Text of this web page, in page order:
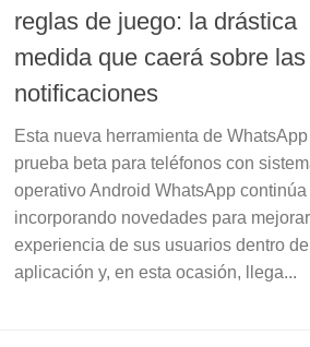
reglas de juego: la drástica
medida que caerá sobre las
notificaciones
Esta nueva herramienta de
prueba beta para teléfonos con
operativo Android WhatsApp continúa
incorporando novedades para
experiencia de sus usuarios dentro
aplicación y, en esta ocasión, llega...